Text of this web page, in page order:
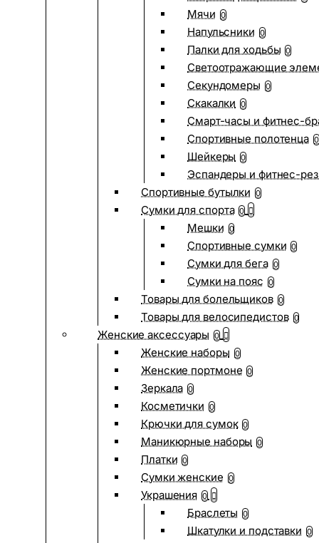
Мячи 0
Напульсники 0
Палки для ходьбы 0
Светоотражающие
Секундомеры 0
Скакалки 0
Смарт-часы и фитнес-
Спортивные полотенца 0
Шейкеры 0
Эспандеры и фитнес-
Спортивные бутылки 0
Сумки для спорта 0
Мешки 0
Спортивные сумки 0
Сумки для бега 0
Сумки на пояс 0
Товары для болельщиков 0
Товары для велосипедистов 0
Женские аксессуары 0
Женские наборы 0
Женские портмоне 0
Зеркала 0
Косметички 0
Крючки для сумок 0
Маникюрные наборы 0
Платки 0
Сумки женские 0
Украшения 0
Браслеты 0
Шкатулки и подставки 0